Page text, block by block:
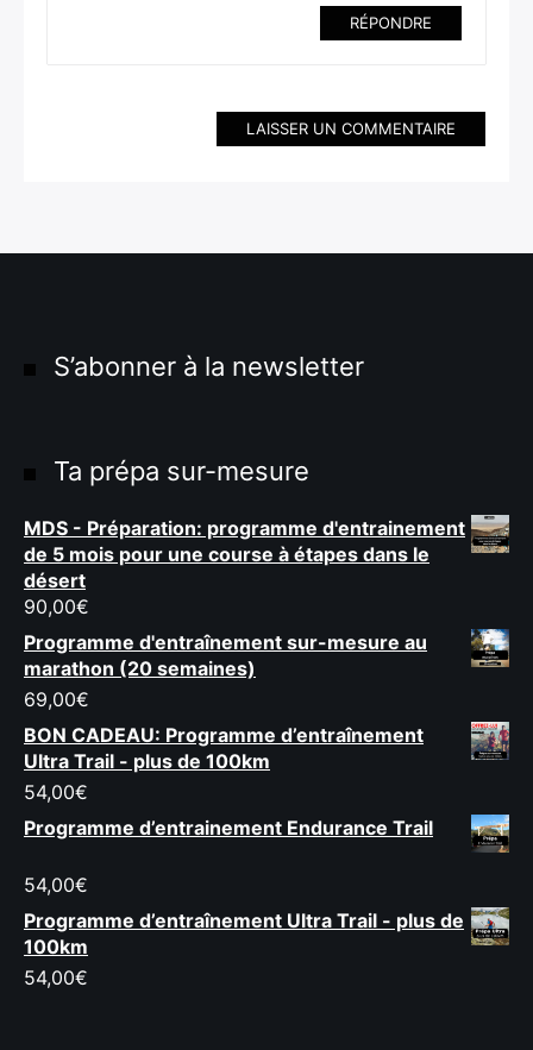
RÉPONDRE
LAISSER UN COMMENTAIRE
S’abonner à la newsletter
Ta prépa sur-mesure
MDS - Préparation: programme d'entrainement
de 5 mois pour une course à étapes dans le
désert
90,00€
Programme d'entraînement sur-mesure au
marathon (20 semaines)
69,00€
BON CADEAU: Programme d’entraînement
Ultra Trail - plus de 100km
54,00€
Programme d’entrainement Endurance Trail
54,00€
Programme d’entraînement Ultra Trail - plus de
100km
54,00€